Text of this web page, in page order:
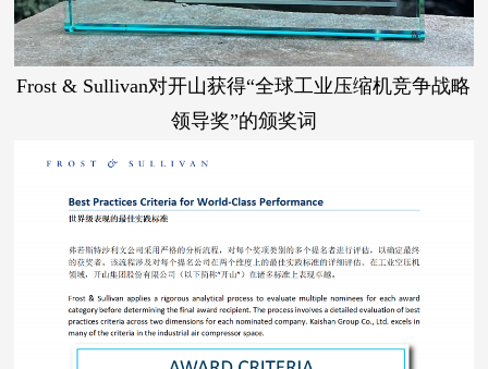
Frost & Sullivan对开山获得“全球工业压缩机竞争战略
领导奖”的颁奖词